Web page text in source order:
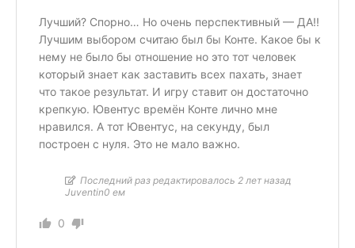
Лучший? Спорно… Но очень перспективный — ДА!!
Лучшим выбором считаю был бы Конте. Какое бы к
нему не было бы отношение но это тот человек
который знает как заставить всех пахать, знает
что такое результат. И игру ставит он достаточно
крепкую. Ювентус времён Конте лично мне
нравился. А тот Ювентус, на секунду, был
построен с нуля. Это не мало важно.
Последний раз редактировалось 2 лет назад
Juventin0 ем
0